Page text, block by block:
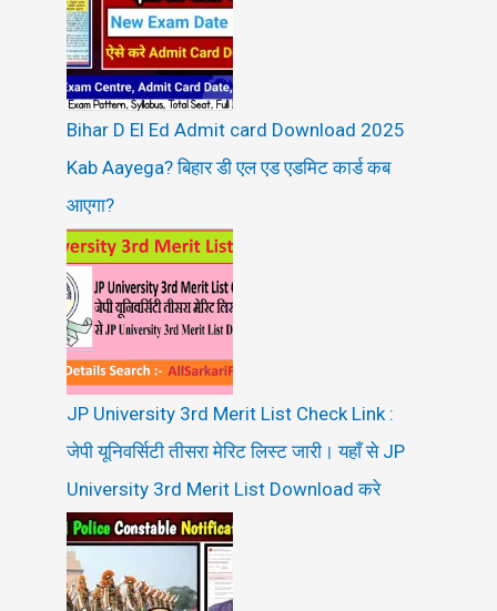
Bihar D El Ed Admit card Download 2025
Kab Aayega? बिहार डी एल एड एडमिट कार्ड कब
आएगा?
JP University 3rd Merit List Check Link :
जेपी यूनिवर्सिटी तीसरा मेरिट लिस्ट जारी। यहाँ से JP
University 3rd Merit List Download करे